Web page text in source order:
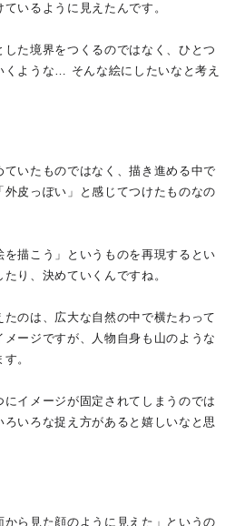
いるように見えたんです。
た境界をつくるのではなく、ひとつ
くような… そんな絵にしたいなと考え
いたものではなく、描き進める中で
皮っぽい」と感じてつけたものなの
描こう」というものを再現するとい
り、決めていくんですね。
のは、広大な自然の中で横たわって
ージですが、人物自身も山のような
。
イメージが固定されてしまうのでは
いろな捉え方があると嬉しいなと思
ら見た顔のように見えた」というの